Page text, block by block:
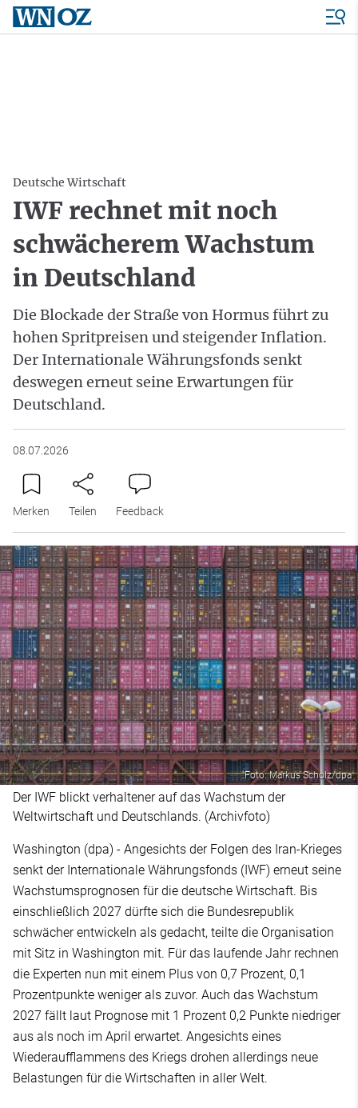
Deutsche Wirtschaft
IWF rechnet mit noch
schwächerem Wachstum
in Deutschland
Die Blockade der Straße von Hormus führt zu
hohen Spritpreisen und steigender Inflation.
Der Internationale Währungsfonds senkt
deswegen erneut seine Erwartungen für
Deutschland.
08.07.2026
Merken Teilen Feedback
Foto: Markus Scholz/dpa
Der IWF blickt verhaltener auf das Wachstum der
Weltwirtschaft und Deutschlands. (Archivfoto)
Washington (dpa) - Angesichts der Folgen des Iran-Krieges
senkt der Internationale Währungsfonds (IWF) erneut seine
Wachstumsprognosen für die deutsche Wirtschaft. Bis
einschließlich 2027 dürfte sich die Bundesrepublik
schwächer entwickeln als gedacht, teilte die Organisation
mit Sitz in Washington mit. Für das laufende Jahr rechnen
die Experten nun mit einem Plus von 0,7 Prozent, 0,1
Prozentpunkte weniger als zuvor. Auch das Wachstum
2027 fällt laut Prognose mit 1 Prozent 0,2 Punkte niedriger
aus als noch im April erwartet. Angesichts eines
Wiederaufflammens des Kriegs drohen allerdings neue
Belastungen für die Wirtschaften in aller Welt.